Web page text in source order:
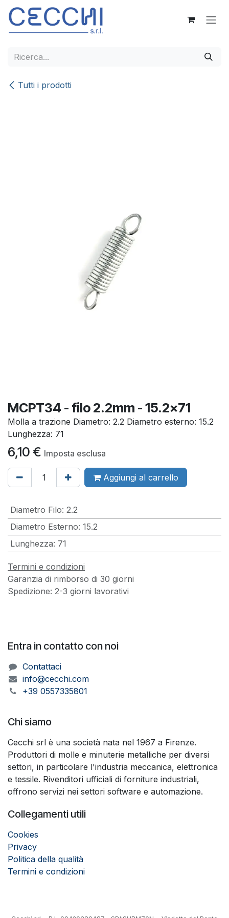
Passa al contenuto
Tutti i prodotti
MCPT34 - filo 2.2mm - 15.2x71
Molla a trazione Diametro: 2.2 Diametro esterno: 15.2
Lunghezza: 71
6,10 € Imposta esclusa
Aggiungi al carrello
Diametro Filo: 2.2
Diametro Esterno: 15.2
Lunghezza: 71
Termini e condizioni
Garanzia di rimborso di 30 giorni
Spedizione: 2-3 giorni lavorativi
Entra in contatto con noi
Contattaci
info@cecchi.com
+39 0557335801
Chi siamo
Cecchi srl è una società nata nel 1967 a Firenze.
Produttori di molle e minuterie metalliche per diversi
settori, in particolare l'industria meccanica, elettronica
e tessile. Rivenditori ufficiali di forniture industriali,
offrono servizi nei settori software e automazione.
Collegamenti utili
Cookies
Privacy
Politica della qualità
Termini e condizioni